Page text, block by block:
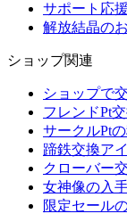
サポート応
解放結晶の
ショップ関連
ショップで
フレンドPt
サークルPt
蹄鉄交換ア
クローバー
女神像の入
限定セール